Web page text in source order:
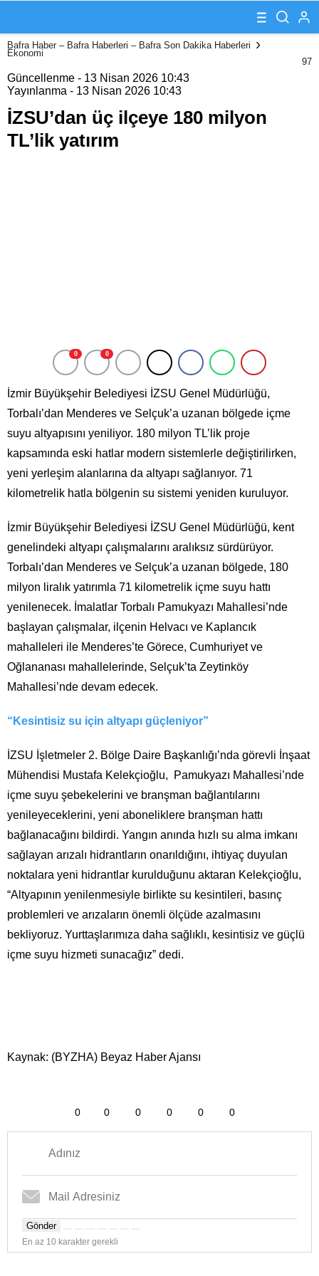
milyon TL’lik
yatırım
Bafra Haber – Bafra Haberleri – Bafra Son Dakika Haberleri
Ekonomi
97
Güncellenme - 13 Nisan 2026 10:43
Yayınlanma - 13 Nisan 2026 10:43
İZSU’dan üç ilçeye 180 milyon
TL’lik yatırım
0 0
İzmir Büyükşehir Belediyesi İZSU Genel Müdürlüğü,
Torbalı’dan Menderes ve Selçuk’a uzanan bölgede içme
suyu altyapısını yeniliyor. 180 milyon TL’lik proje
kapsamında eski hatlar modern sistemlerle değiştirilirken,
yeni yerleşim alanlarına da altyapı sağlanıyor. 71
kilometrelik hatla bölgenin su sistemi yeniden kuruluyor.
İzmir Büyükşehir Belediyesi İZSU Genel Müdürlüğü, kent
genelindeki altyapı çalışmalarını aralıksız sürdürüyor.
Torbalı’dan Menderes ve Selçuk’a uzanan bölgede, 180
milyon liralık yatırımla 71 kilometrelik içme suyu hattı
yenilenecek. İmalatlar Torbalı Pamukyazı Mahallesi’nde
başlayan çalışmalar, ilçenin Helvacı ve Kaplancık
mahalleleri ile Menderes’te Görece, Cumhuriyet ve
Oğlananası mahallelerinde, Selçuk’ta Zeytinköy
Mahallesi’nde devam edecek.
“Kesintisiz su için altyapı güçleniyor”
İZSU İşletmeler 2. Bölge Daire Başkanlığı’nda görevli İnşaat
Mühendisi Mustafa Kelekçioğlu, Pamukyazı Mahallesi’nde
içme suyu şebekelerini ve branşman bağlantılarını
yenileyeceklerini, yeni aboneliklere branşman hattı
bağlanacağını bildirdi. Yangın anında hızlı su alma imkanı
sağlayan arızalı hidrantların onarıldığını, ihtiyaç duyulan
noktalara yeni hidrantlar kurulduğunu aktaran Kelekçioğlu,
“Altyapının yenilenmesiyle birlikte su kesintileri, basınç
problemleri ve arızaların önemli ölçüde azalmasını
bekliyoruz. Yurttaşlarımıza daha sağlıklı, kesintisiz ve güçlü
içme suyu hizmeti sunacağız” dedi.
Kaynak: (BYZHA) Beyaz Haber Ajansı
0 0 0 0 0 0
Gönder
En az 10 karakter gerekli